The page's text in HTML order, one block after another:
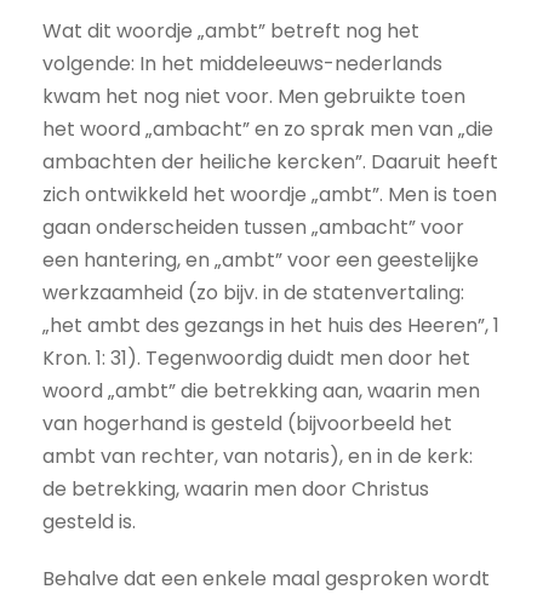
Wat dit woordje „ambt” betreft nog het
volgende: In het middeleeuws-nederlands
kwam het nog niet voor. Men gebruikte toen
het woord „ambacht” en zo sprak men van „die
ambachten der heiliche kercken”. Daaruit heeft
zich ontwikkeld het woordje „ambt”. Men is toen
gaan onderscheiden tussen „ambacht” voor
een hantering, en „ambt” voor een geestelijke
werkzaamheid (zo bijv. in de statenvertaling:
„het ambt des gezangs in het huis des Heeren”, 1
Kron. 1: 31). Tegenwoordig duidt men door het
woord „ambt” die betrekking aan, waarin men
van hogerhand is gesteld (bijvoorbeeld het
ambt van rechter, van notaris), en in de kerk:
de betrekking, waarin men door Christus
gesteld is.
Behalve dat een enkele maal gesproken wordt